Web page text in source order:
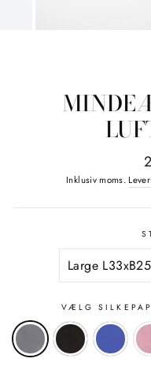
Inklusiv moms.
VÆLG